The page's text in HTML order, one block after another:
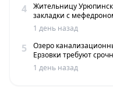
4
Жительницу
закладки с
1 день назад
5
Озеро
Ерзовки требуют
1 день назад